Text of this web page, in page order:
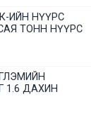
ИЙН НҮҮРС
ТОНН НҮҮРС
1.6 ДАХИН